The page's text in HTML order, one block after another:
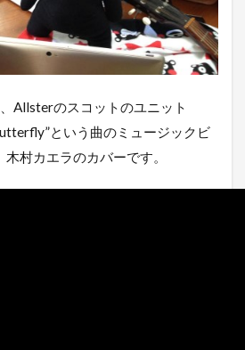
Allsterのスコットのユニット
という曲のミュージックビ
村カエラのカバーです。